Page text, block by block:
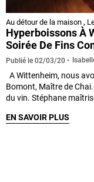
Au détour de la maison ,
Hyperboissons À
Soirée De Fins
Publié le 02/03/20
A Wittenheim, nous
Bomont, Maître de
du vin. Stéphane
EN SAVOIR PLUS